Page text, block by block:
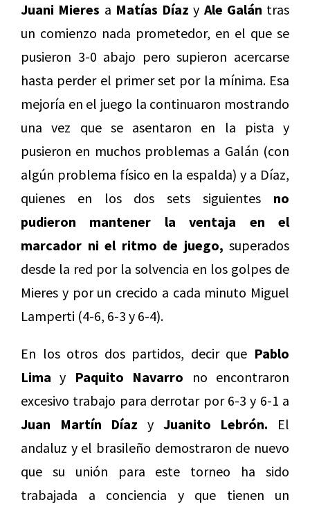
Juani Mieres a Matías Díaz y Ale Galán tras
un comienzo nada prometedor, en el que se
pusieron 3-0 abajo pero supieron acercarse
hasta perder el primer set por la mínima. Esa
mejoría en el juego la continuaron mostrando
una vez que se asentaron en la pista y
pusieron en muchos problemas a Galán (con
algún problema físico en la espalda) y a Díaz,
quienes en los dos sets siguientes no
pudieron mantener la ventaja en el
marcador ni el ritmo de juego, superados
desde la red por la solvencia en los golpes de
Mieres y por un crecido a cada minuto Miguel
Lamperti (4-6, 6-3 y 6-4).
En los otros dos partidos, decir que Pablo
Lima y Paquito Navarro no encontraron
excesivo trabajo para derrotar por 6-3 y 6-1 a
Juan Martín Díaz y Juanito Lebrón. El
andaluz y el brasileño demostraron de nuevo
que su unión para este torneo ha sido
trabajada a conciencia y que tienen un